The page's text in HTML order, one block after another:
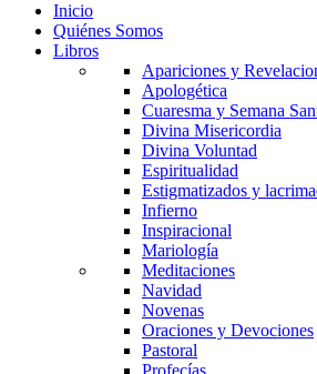
Inicio
Quiénes Somos
Libros
Apariciones y
Apologética
Cuaresma y Semana
Divina Misericordia
Divina Voluntad
Espiritualidad
Estigmatizados y
Infierno
Inspiracional
Mariología
Meditaciones
Navidad
Novenas
Oraciones y Devociones
Pastoral
Profecías